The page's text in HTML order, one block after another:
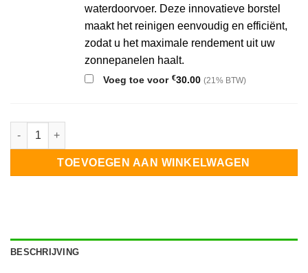
waterdoorvoer. Deze innovatieve borstel
maakt het reinigen eenvoudig en efficiënt,
zodat u het maximale rendement uit uw
zonnepanelen haalt.
Voeg toe voor €30.00 (21% BTW)
Kunststof steel met waterdoorvoer aantal
TOEVOEGEN AAN WINKELWAGEN
BESCHRIJVING